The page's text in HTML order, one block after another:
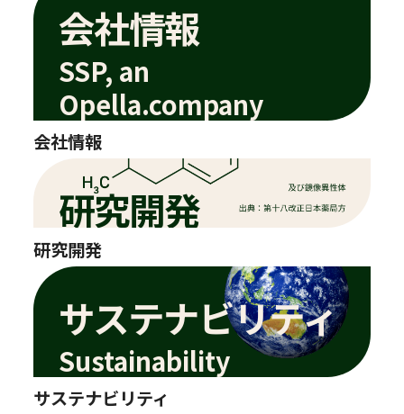
会社情報
SSP, an
Opella.company
会社情報
研究開発
研究開発
サステナビリティ
Sustainability
サステナビリティ